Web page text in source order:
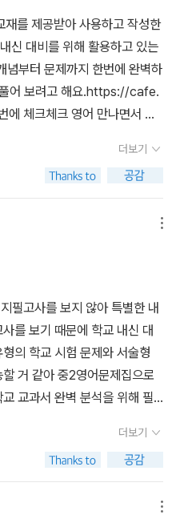
시험에 자주 나오는 유형
연습하니 직독직해, 서술형
충분히 공부한 후 Workbook
하니 부족한 부분들이 확인되
영어"로 공부하는 걸 적극 추
으로 교재를 제공받아 사용하
를 제공받아 사용하고 작성한
신 대비를 위해 활용하고 있는
념부터 문제까지 한번에 완벽하
어 보려고 해요.https://cafe.
체크체크 영어 만나면서 천
한 영어문제집이 이렇게 많은
엄마의 눈에는 다음에 어떤
드맵 찬찬히 살펴보고 다음 문
공부하다 보면 품사, 문장의
만 종종 헷갈리는 경우가 있는
실하게 정리해볼 수 있었답니
면서 자신의 것으로 만들기!!중
어휘 공부부터 시작을 해요. 대
.Qr코드를 찍어 영어 파일을
히고 문제로 확인하고~~중2
를 해봅니다.1형식부터 5형식
면서 반복학습!!내신만점 포인
어 문법 실력을 다져봅니다.개
련을 했다면 문법으로 문장
완벽하게 익힐 수 있기를 바래
더보기
필고사를 보지 않아 특별한 내
를 보기 때문에 학교 내신 대
의 학교 시험 문제와 서술형
거 같아 중2영어문제집으로
교과서 완벽 분석을 위해 필
어놓고 외운 것을 확인해볼 수
어 교과서의 내용을 철저히
크영어는교과서 필수 어휘와
학 영어의 기본기를 탄탄하게
더보기